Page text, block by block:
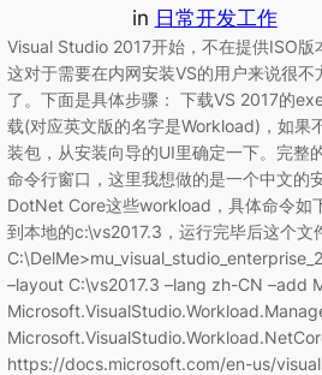
in 日常开发工作
Visual Studio 2017开始，不在提供ISO
这对于需要在内网安装VS的用户来说很
了。下面是具体步骤： 下载VS 2017的
载(对应英文版的名字是Workload)，如果
装包，从安装向导的UI里确定一下。完
命令行窗口，这里我想做的是一个中文的
DotNet Core这些workload，具体命令如
到本地的c:\vs2017.3，运行完毕后这个文
–layout C:\vs2017.3 –lang zh-CN –add
https://docs.microsoft.com/en-us/